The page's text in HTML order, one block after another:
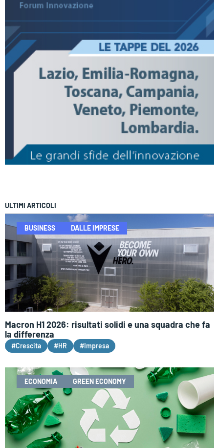
ULTIMI ARTICOLI
BUSINESS DALLE IMPRESE
Macron H1 2026: risultati solidi e una squadra che fa
la differenza
#Crescita #HR #Impresa
ECONOMIA GREEN ECONOMY